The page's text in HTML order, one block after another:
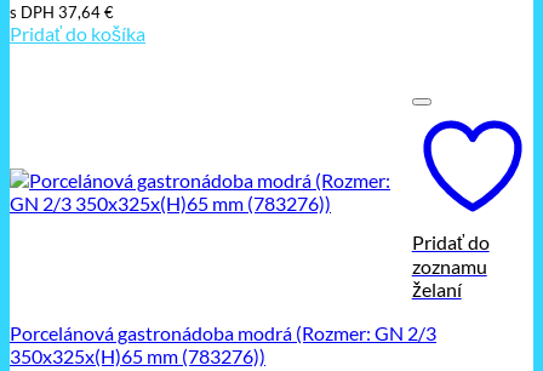
s DPH 37,64€
Pridať do košíka
Pridať do
zoznamu
želaní
Porcelánová gastronádoba modrá (Rozmer: GN 2/3
350x325x(H)65 mm (783276))